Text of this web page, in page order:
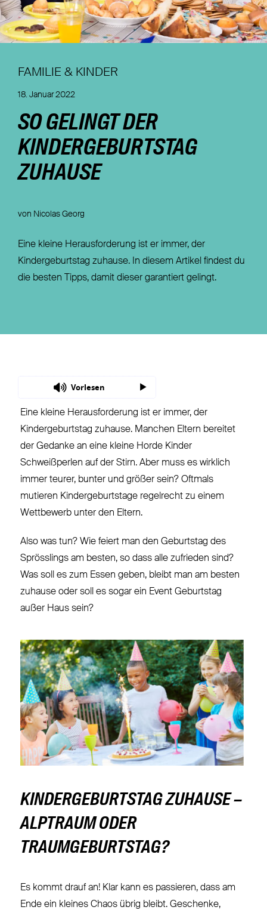
Nachhaltigkeit
FAMILIE & KINDER
18. Januar 2022
SO GELINGT DER
KINDERGEBURTSTAG
ZUHAUSE
von Nicolas Georg
Eine kleine Herausforderung ist er immer, der
Kindergeburtstag zuhause. In diesem Artikel findest du
die besten Tipps, damit dieser garantiert gelingt.
Vorlesen
Eine kleine Herausforderung ist er immer, der
Kindergeburtstag zuhause. Manchen Eltern bereitet
der Gedanke an eine kleine Horde Kinder
Schweißperlen auf der Stirn. Aber muss es wirklich
immer teurer, bunter und größer sein? Oftmals
mutieren Kindergeburtstage regelrecht zu einem
Wettbewerb unter den Eltern.
Also was tun? Wie feiert man den Geburtstag des
Sprösslings am besten, so dass alle zufrieden sind?
Was soll es zum Essen geben, bleibt man am besten
zuhause oder soll es sogar ein Event Geburtstag
außer Haus sein?
KINDERGEBURTSTAG ZUHAUSE –
ALPTRAUM ODER
TRAUMGEBURTSTAG?
Es kommt drauf an! Klar kann es passieren, dass am
Ende ein kleines Chaos übrig bleibt. Geschenke,